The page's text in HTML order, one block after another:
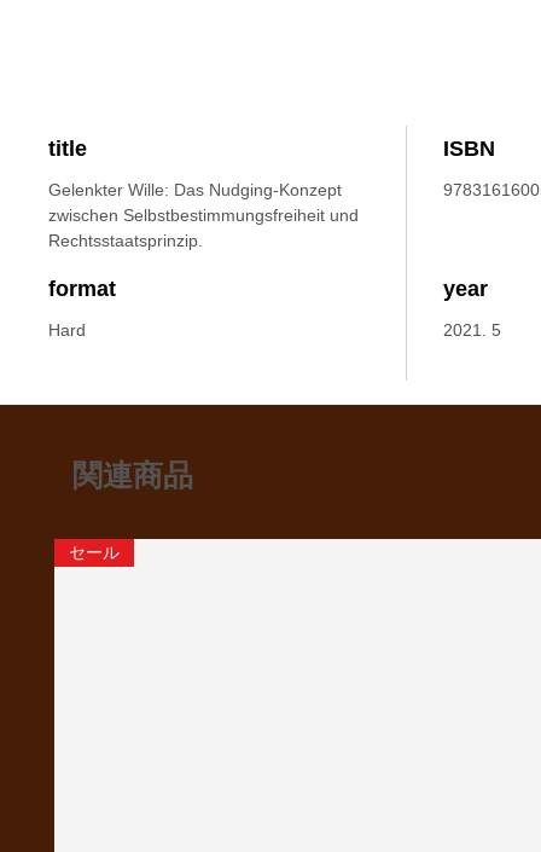
title
Gelenkter Wille: Das Nudging-Konzept
zwischen Selbstbestimmungsfreiheit und
Rechtsstaatsprinzip.
ISBN
format
Hard
year
2021. 5
関連商品
セール